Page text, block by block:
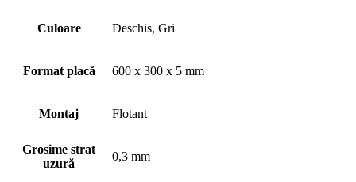
Culoare Deschis, Gri
Format placă 600 x 300 x 5 mm
Montaj Flotant
Grosime strat
uzură
0,3 mm